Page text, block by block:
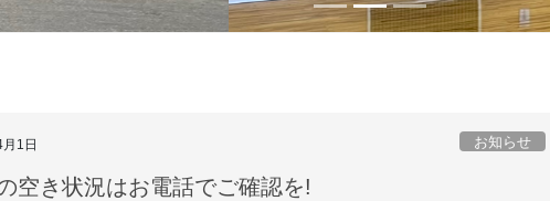
1日 お知らせ
空き状況はお電話でご確認を!